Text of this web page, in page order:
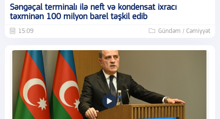
Səngəçal terminalı ilə neft və kondensat ixracı
təxminən 100 milyon barel təşkil edib
15:09 Gündəm / Cəmiyyət